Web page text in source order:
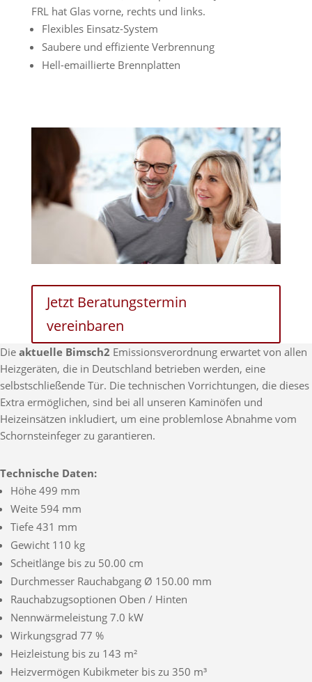
FRL hat Glas vorne, rechts und links.
Flexibles Einsatz-System
Saubere und effiziente Verbrennung
Hell-emaillierte Brennplatten
Jetzt Beratungstermin
vereinbaren
Die aktuelle Bimsch2 Emissionsverordnung erwartet von allen
Heizgeräten, die in Deutschland betrieben werden, eine
selbstschließende Tür. Die technischen Vorrichtungen, die dieses
Extra ermöglichen, sind bei all unseren Kaminöfen und
Heizeinsätzen inkludiert, um eine problemlose Abnahme vom
Schornsteinfeger zu garantieren.
Technische Daten:
Höhe 499 mm
Weite 594 mm
Tiefe 431 mm
Gewicht 110 kg
Scheitlänge bis zu 50.00 cm
Durchmesser Rauchabgang Ø 150.00 mm
Rauchabzugsoptionen Oben / Hinten
Nennwärmeleistung 7.0 kW
Wirkungsgrad 77 %
Heizleistung bis zu 143 m²
Heizvermögen Kubikmeter bis zu 350 m³